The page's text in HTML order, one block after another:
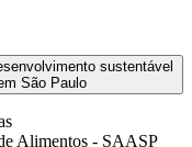
sustentável
São Paulo
Alimentos - SAASP